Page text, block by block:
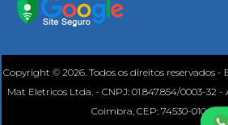
Copyright © 2026. Todos os direitos reservados -
Mat Eletricos Ltda. - CNPJ: 01.847.854/0003-32 -
Coimbra, CEP: 74530-010,